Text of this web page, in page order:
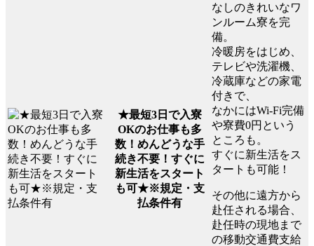
★最短3日で入寮
OKのお仕事も多
数！めんどうな手
続き不要！すぐに
新生活をスタート
も可★※規定・支
払条件有
なしのきれいなワ
ンルーム寮を完
備。
冷暖房をはじめ、
テレビや洗濯機、
冷蔵庫などの家電
付きで、
なかにはWi-Fi完備
や寮費0円という
ところも。
すぐに新生活をス
タートも可能！
その他に遠方から
赴任される場合、
赴任時の現地まで
の移動交通費支給